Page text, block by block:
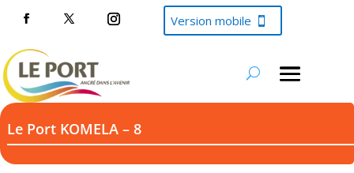
Version mobile
Le Port KOMELA – 8